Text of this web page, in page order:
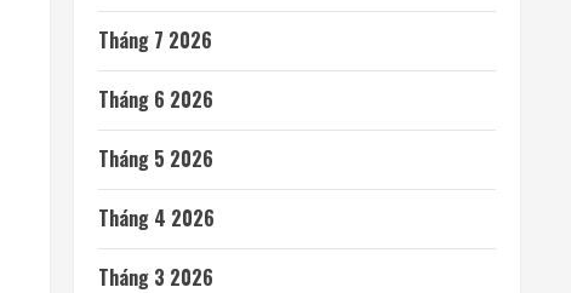
Tháng 7 2026
Tháng 6 2026
Tháng 5 2026
Tháng 4 2026
Tháng 3 2026